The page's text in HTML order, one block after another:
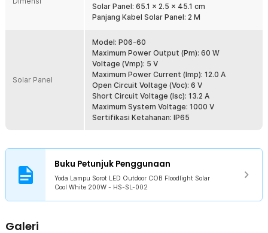
Solar Panel: 65.1 x 2.5 x 45.1 cm
Panjang Kabel Solar Panel: 2 M
Solar Panel
Model: P06-60
Maximum Power Output (Pm): 60 W
Voltage (Vmp): 5 V
Maximum Power Current (Imp): 12.0 A
Open Circuit Voltage (Voc): 6 V
Short Circuit Voltage (Isc): 13.2 A
Maximum System Voltage: 1000 V
Sertifikasi Ketahanan: IP65
Buku Petunjuk Penggunaan
Yoda Lampu Sorot LED Outdoor COB Floodlight Solar
Cool White 200W - HS-SL-002
Galeri